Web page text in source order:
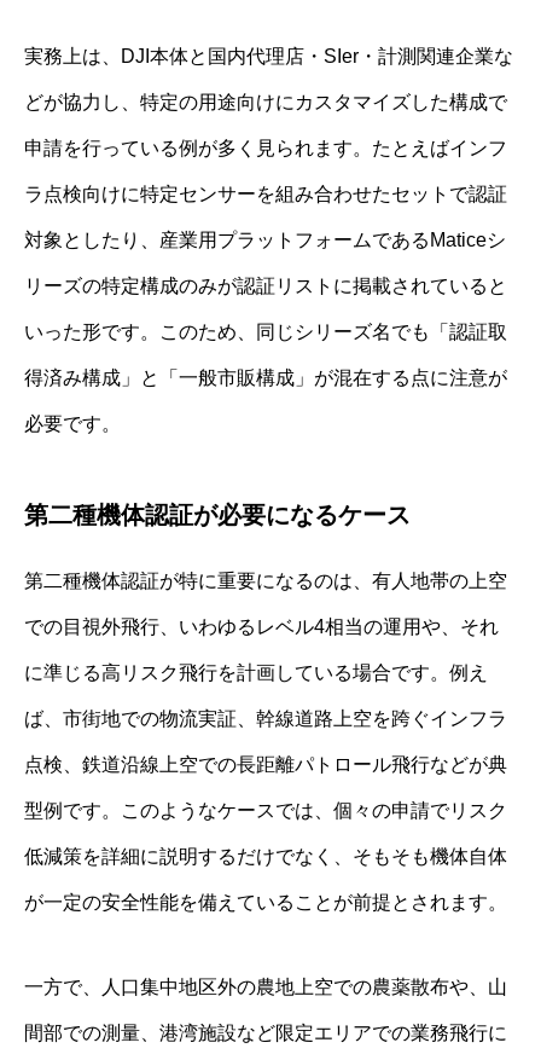
実務上は、DJI本体と国内代理店・SIer・計測関連企業な
どが協力し、特定の用途向けにカスタマイズした構成で
申請を行っている例が多く見られます。たとえばインフ
ラ点検向けに特定センサーを組み合わせたセットで認証
対象としたり、産業用プラットフォームであるMaticeシ
リーズの特定構成のみが認証リストに掲載されていると
いった形です。このため、同じシリーズ名でも「認証取
得済み構成」と「一般市販構成」が混在する点に注意が
必要です。
第二種機体認証が必要になるケース
第二種機体認証が特に重要になるのは、有人地帯の上空
での目視外飛行、いわゆるレベル4相当の運用や、それ
に準じる高リスク飛行を計画している場合です。例え
ば、市街地での物流実証、幹線道路上空を跨ぐインフラ
点検、鉄道沿線上空での長距離パトロール飛行などが典
型例です。このようなケースでは、個々の申請でリスク
低減策を詳細に説明するだけでなく、そもそも機体自体
が一定の安全性能を備えていることが前提とされます。
一方で、人口集中地区外の農地上空での農薬散布や、山
間部での測量、港湾施設など限定エリアでの業務飛行に